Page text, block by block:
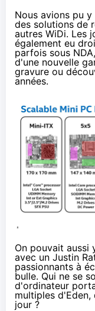
Nous avions pu
des solutions de
autres WiDi. Les
également eu
parfois sous NDA
d'une nouvelle
gravure ou
années.
On pouvait aussi
avec un Justin
passionnants à
bulle. Qui ne se
d'ordinateur
multiples d'Eden,
jour ?